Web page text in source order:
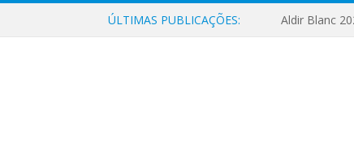
ÚLTIMAS PUBLICAÇÕES: Aldir Blanc